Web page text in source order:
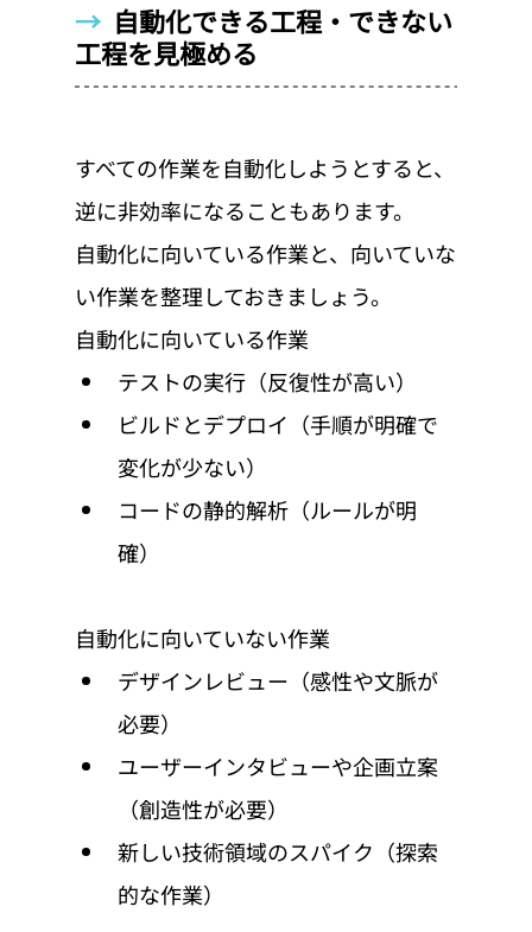
→ 自動化できる工程・できない
工程を見極める
すべての作業を自動化しようとすると、
逆に非効率になることもあります。
自動化に向いている作業と、向いていな
い作業を整理しておきましょう。
自動化に向いている作業
テストの実行（反復性が高い）
ビルドとデプロイ（手順が明確で
変化が少ない）
コードの静的解析（ルールが明
確）
自動化に向いていない作業
デザインレビュー（感性や文脈が
必要）
ユーザーインタビューや企画立案
（創造性が必要）
新しい技術領域のスパイク（探索
的な作業）